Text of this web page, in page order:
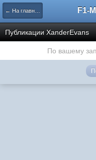
← На главную
Публикации XanderEvans
По вашему